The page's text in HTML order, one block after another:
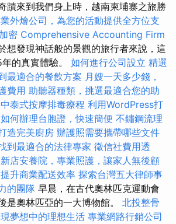
蹟來到我們身上時，越南柬埔寨之旅勝
外燴公司，為您的活動提供全方位支
密 Comprehensive Accounting Firm
想發現神話般的景觀的旅行者來說，這
的真實體驗。 如何進行公司設立 精選
最適合的餐飲方案 月嫂一天多少錢，
費用 助聽器種類，挑選最適合您的助
泰式按摩排毒療程 利用WordPress打
如何辦理台胞證，快速簡便 不鏽鋼流理
造完美廚房 辦護照需要攜帶哪些文件
到最適合的法律專家 徵信社費用透
新店安養院，專業照護，讓家人無後顧
升商業配送效率 探索台灣五大律師事
的團隊 早晨，在古代奧林匹克運動會
是奧林匹亞的一大博物館。 北投整骨
夢想中的理想生活 專業網路行銷公司